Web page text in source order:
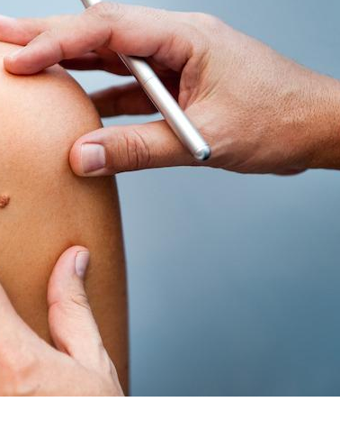
Pourquoi manger moins
de protéines pourrait
finalement être bénéfique
Grossesse et chaleur : ce
que dit la science
Le smartphone nuit-il à
l'apprentissage de la
lecture ?